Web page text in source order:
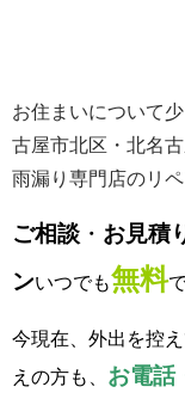
お住まいについて
古屋市北区・北名
雨漏り専門店のリ
ご相談 ・ お見積
ンいつでも無料
今現在、外出を控
えの方も、 お電話